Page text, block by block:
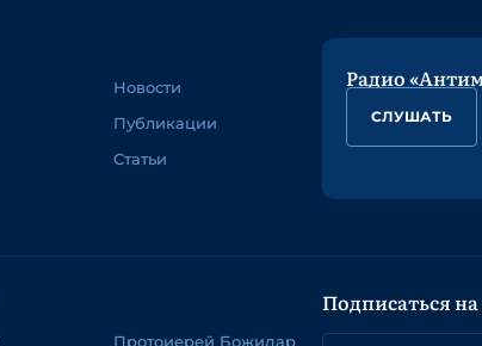
Новости
Публикации
Статьи
Радио
СЛУШАТЬ
Протоиерей Божидар
Подписаться